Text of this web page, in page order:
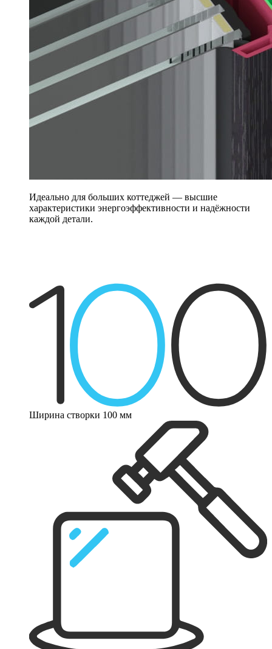
Идеально для больших коттеджей — высшие
характеристики энергоэффективности и надёжности
каждой детали.
Ширина створки 100 мм